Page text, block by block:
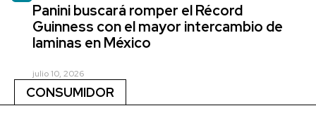
Panini buscará romper el Récord
Guinness con el mayor intercambio de
laminas en México
julio 10, 2026
CONSUMIDOR